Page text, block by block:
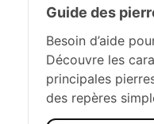
Guide des
Besoin d’aide
Découvre les
principales
des repères